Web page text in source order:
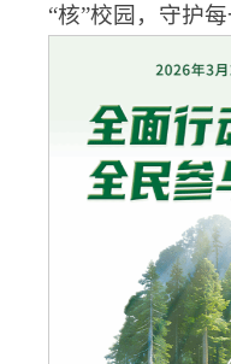
“核”校园，守护